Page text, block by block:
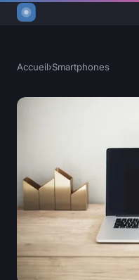
Accueil›Smartphones